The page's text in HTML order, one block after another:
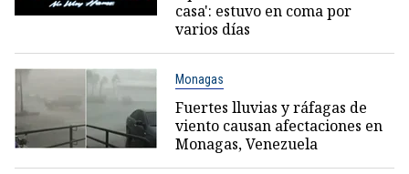
casa': estuvo en coma por
varios días
Monagas
Fuertes lluvias y ráfagas de
viento causan afectaciones en
Monagas, Venezuela